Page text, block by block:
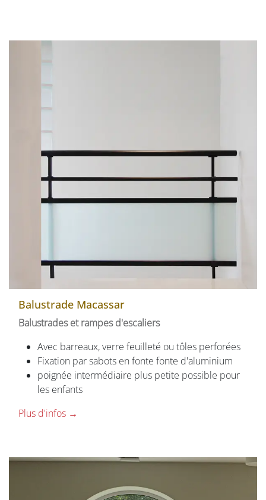
Balustrade Macassar
Balustrades et rampes d'escaliers
Avec barreaux, verre feuilleté ou tôles perforées
Fixation par sabots en fonte fonte d'aluminium
poignée intermédiaire plus petite possible pour
les enfants
Plus d'infos →